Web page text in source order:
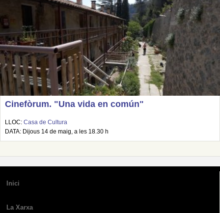
Cinefòrum. "Una vida en común"
LLOC: Casa de Cultura
DATA: Dijous 14 de maig, a les 18.30 h
Inici
La Xarxa